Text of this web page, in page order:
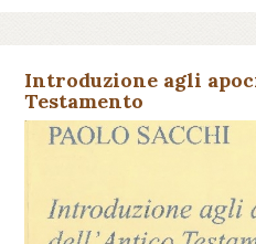
Introduzione agli
Testamento